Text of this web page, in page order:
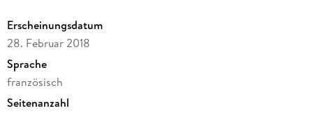
Erscheinungsdatum
28. Februar 2018
Sprache
französisch
Seitenanzahl